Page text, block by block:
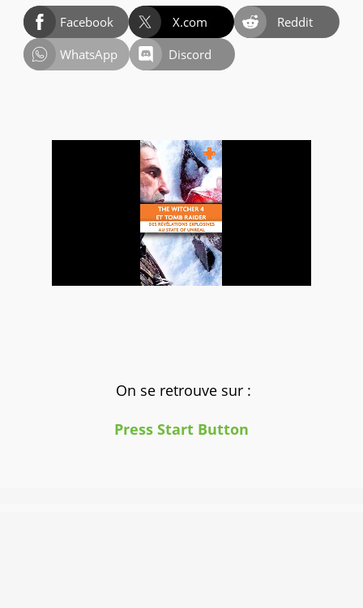
Facebook X.com
Reddit
WhatsApp
Discord
On se retrouve sur :
Press Start Button